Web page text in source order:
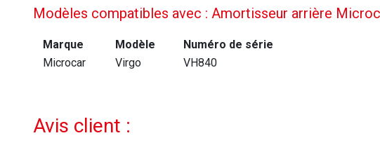
Modèles compatibles avec : Amortisseur arrière
Marque Modèle
Numéro de série
Microcar
Virgo VH840
Avis client :